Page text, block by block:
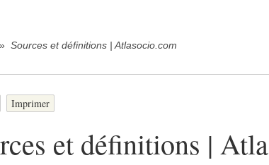
Sources et définitions | Atlasocio.com
Imprimer
et définitions |